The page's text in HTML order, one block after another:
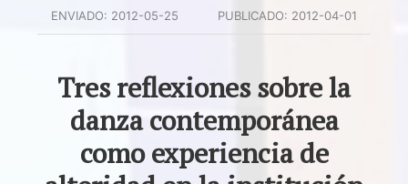
ENVIADO: 2012-05-25 PUBLICADO: 2012-04-01
Tres reflexiones sobre la
danza contemporánea
como experiencia de